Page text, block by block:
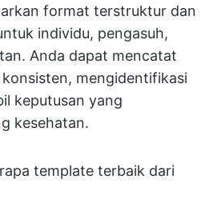
format terstruktur dan
individu, pengasuh,
Anda dapat mencatat
mengidentifikasi
keputusan yang
kesehatan.
template terbaik dari